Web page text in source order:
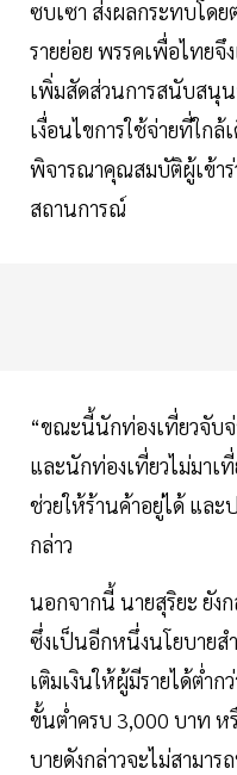
ซบเซา ส่งผลกระทบโดย
รายย่อย พรรคเพื่อไทยจึ
เพิ่มสัดส่วนการสนับสนุน
เงื่อนไขการใช้จ่ายที่ใกล้
พิจารณาคุณสมบัติผู้เข้าร่
สถานการณ์
“ขณะนี้นักท่องเที่ยวจับจ่
และนักท่องเที่ยวไม่มาเ
ช่วยให้ร้านค้าอยู่ได้ และ
กล่าว
นอกจากนี้ นายสุริยะ ยัง
ซึ่งเป็นอีกหนึ่งนโยบายส
เติมเงินให้ผู้มีรายได้ต่ำ
ขั้นต่ำครบ 3,000 บาท ห
บายดังกล่าวจะไม่สามา